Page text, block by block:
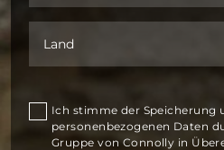
Ich stimme der Speicherung
personenbezogenen Daten
Gruppe von Connolly in